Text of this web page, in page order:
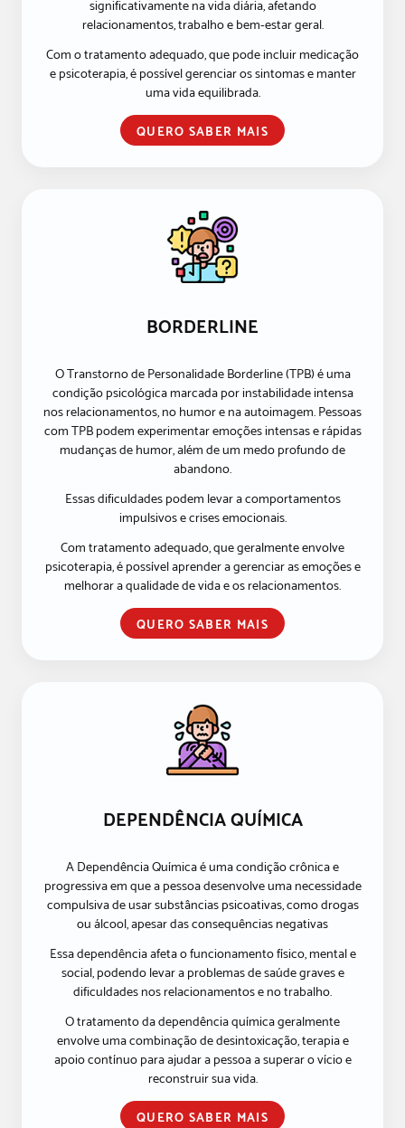
relacionamentos, trabalho e bem-estar geral.
Com o tratamento adequado, que pode incluir medicação
e psicoterapia, é possível gerenciar os sintomas e manter
uma vida equilibrada.
QUERO SABER MAIS
BORDERLINE
O Transtorno de Personalidade Borderline (TPB) é uma
condição psicológica marcada por instabilidade intensa
nos relacionamentos, no humor e na autoimagem. Pessoas
com TPB podem experimentar emoções intensas e rápidas
mudanças de humor, além de um medo profundo de
abandono.
Essas dificuldades podem levar a comportamentos
impulsivos e crises emocionais.
Com tratamento adequado, que geralmente envolve
psicoterapia, é possível aprender a gerenciar as emoções e
melhorar a qualidade de vida e os relacionamentos.
QUERO SABER MAIS
DEPENDÊNCIA QUÍMICA
A Dependência Química é uma condição crônica e
progressiva em que a pessoa desenvolve uma necessidade
compulsiva de usar substâncias psicoativas, como drogas
ou álcool, apesar das consequências negativas
Essa dependência afeta o funcionamento físico, mental e
social, podendo levar a problemas de saúde graves e
dificuldades nos relacionamentos e no trabalho.
O tratamento da dependência química geralmente
envolve uma combinação de desintoxicação, terapia e
apoio contínuo para ajudar a pessoa a superar o vício e
reconstruir sua vida.
QUERO SABER MAIS